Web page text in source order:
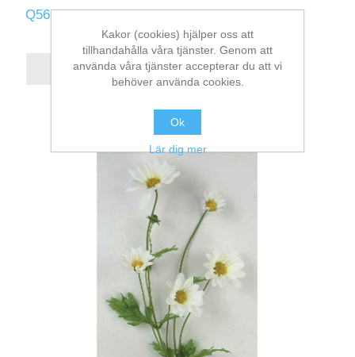
Q565-G
Kakor (cookies) hjälper oss att
tillhandahålla våra tjänster. Genom att
använda våra tjänster accepterar du att vi
behöver använda cookies.
Ok
Lär dig mer